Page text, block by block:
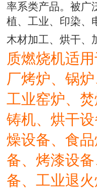
率系类产品。被广
植、工业、印染、
木材加工、烘干、
质燃烧机适
厂烤炉、锅炉
工业窑炉、
铸机、烘干
燥设备、食
备、烤漆设
备、工业退